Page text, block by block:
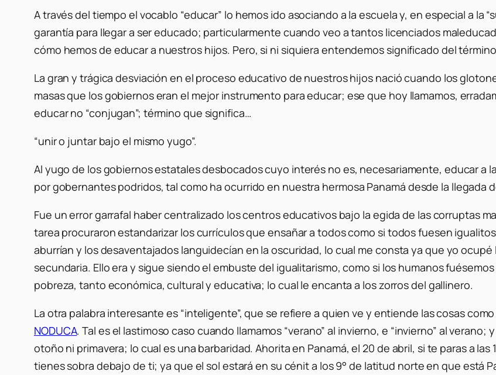
A través del tiempo el vocablo “educar” lo hemos ido asociando a la escuela y, en especial a la
garantía para llegar a ser educado; particularmente cuando veo a tantos licenciados
cómo hemos de educar a nuestros hijos. Pero, si ni siquiera entendemos significado del
La gran y trágica desviación en el proceso educativo de nuestros hijos nació cuando los
masas que los gobiernos eran el mejor instrumento para educar; ese que hoy llamamos,
educar no “conjugan”; término que significa…
“unir o juntar bajo el mismo yugo”.
Al yugo de los gobiernos estatales desbocados cuyo interés no es, necesariamente, educar a
por gobernantes podridos, tal como ha ocurrido en nuestra hermosa Panamá desde la llegada
Fue un error garrafal haber centralizado los centros educativos bajo la egida de las corruptas
tarea procuraron estandarizar los currículos que ensañar a todos como si todos fuesen
aburrían y los desaventajados languidecían en la oscuridad, lo cual me consta ya que yo
secundaria. Ello era y sigue siendo el embuste del igualitarismo, como si los humanos
pobreza, tanto económica, cultural y educativa; lo cual le encanta a los zorros del gallinero.
La otra palabra interesante es “inteligente”, que se refiere a quien ve y entiende las cosas
NODUCA. Tal es el lastimoso caso cuando llamamos “verano” al invierno, e “invierno” al
otoño ni primavera; lo cual es una barbaridad. Ahorita en Panamá, el 20 de abril, si te paras a las
tienes sobra debajo de ti; ya que el sol estará en su cénit a los 9° de latitud norte en que está